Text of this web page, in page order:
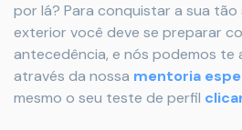
por lá? Para conquistar a sua tão
exterior você deve se preparar
antecedência, e nós podemos te
através da nossa mentoria
mesmo o seu teste de perfil